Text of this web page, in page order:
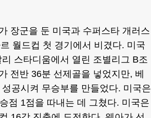
장군을 둔 미국과 수퍼스타 개러스
월드컵 첫 경기에서 비겼다. 미국
스타디움에서 열린 조별리그 B조
전반 36분 선제골을 넣었지만, 베
공시켜 무승부를 만들었다. 미국은
점 1점을 따내는 데 그쳤다. 미국은